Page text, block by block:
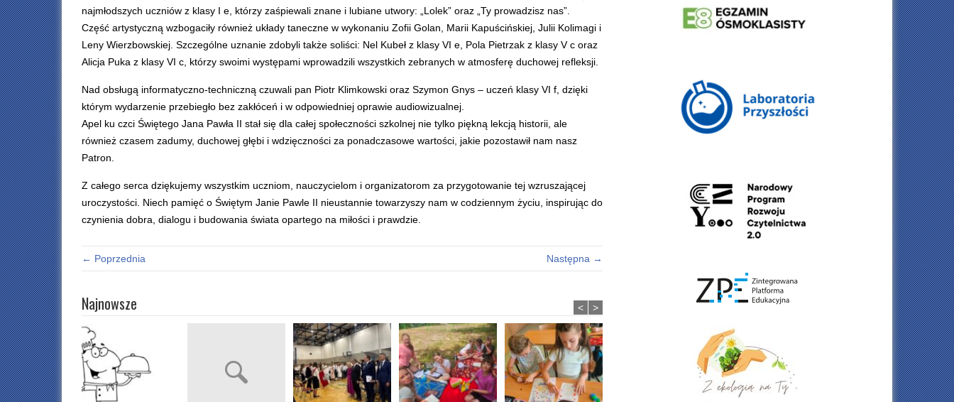
najmłodszych uczniów z klasy I e, którzy zaśpiewali znane i lubiane utwory: „Lolek” oraz „Ty prowadzisz nas”.
Część artystyczną wzbogaciły również układy taneczne w wykonaniu Zofii Golan, Marii Kapuścińskiej, Julii Kolimagi i
Leny Wierzbowskiej. Szczególne uznanie zdobyli także soliści: Nel Kubeł z klasy VI e, Pola Pietrzak z klasy V c oraz
Alicja Puka z klasy VI c, którzy swoimi występami wprowadzili wszystkich zebranych w atmosferę duchowej refleksji.
Nad obsługą informatyczno-techniczną czuwali pan Piotr Klimkowski oraz Szymon Gnys – uczeń klasy VI f, dzięki
którym wydarzenie przebiegło bez zakłóceń i w odpowiedniej oprawie audiowizualnej.
Apel ku czci Świętego Jana Pawła II stał się dla całej społeczności szkolnej nie tylko piękną lekcją historii, ale
również czasem zadumy, duchowej głębi i wdzięczności za ponadczasowe wartości, jakie pozostawił nam nasz
Patron.
Z całego serca dziękujemy wszystkim uczniom, nauczycielom i organizatorom za przygotowanie tej wzruszającej
uroczystości. Niech pamięć o Świętym Janie Pawle II nieustannie towarzyszy nam w codziennym życiu, inspirując do
czynienia dobra, dialogu i budowania świata opartego na miłości i prawdzie.
← Poprzednia Następna →
Najnowsze < >